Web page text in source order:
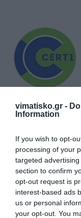
vimatisko.gr -
Information
If you wish to opt-
processing of your
targeted
section to confirm
opt-out request is
interest-based ads
us or personal
your opt-out. You